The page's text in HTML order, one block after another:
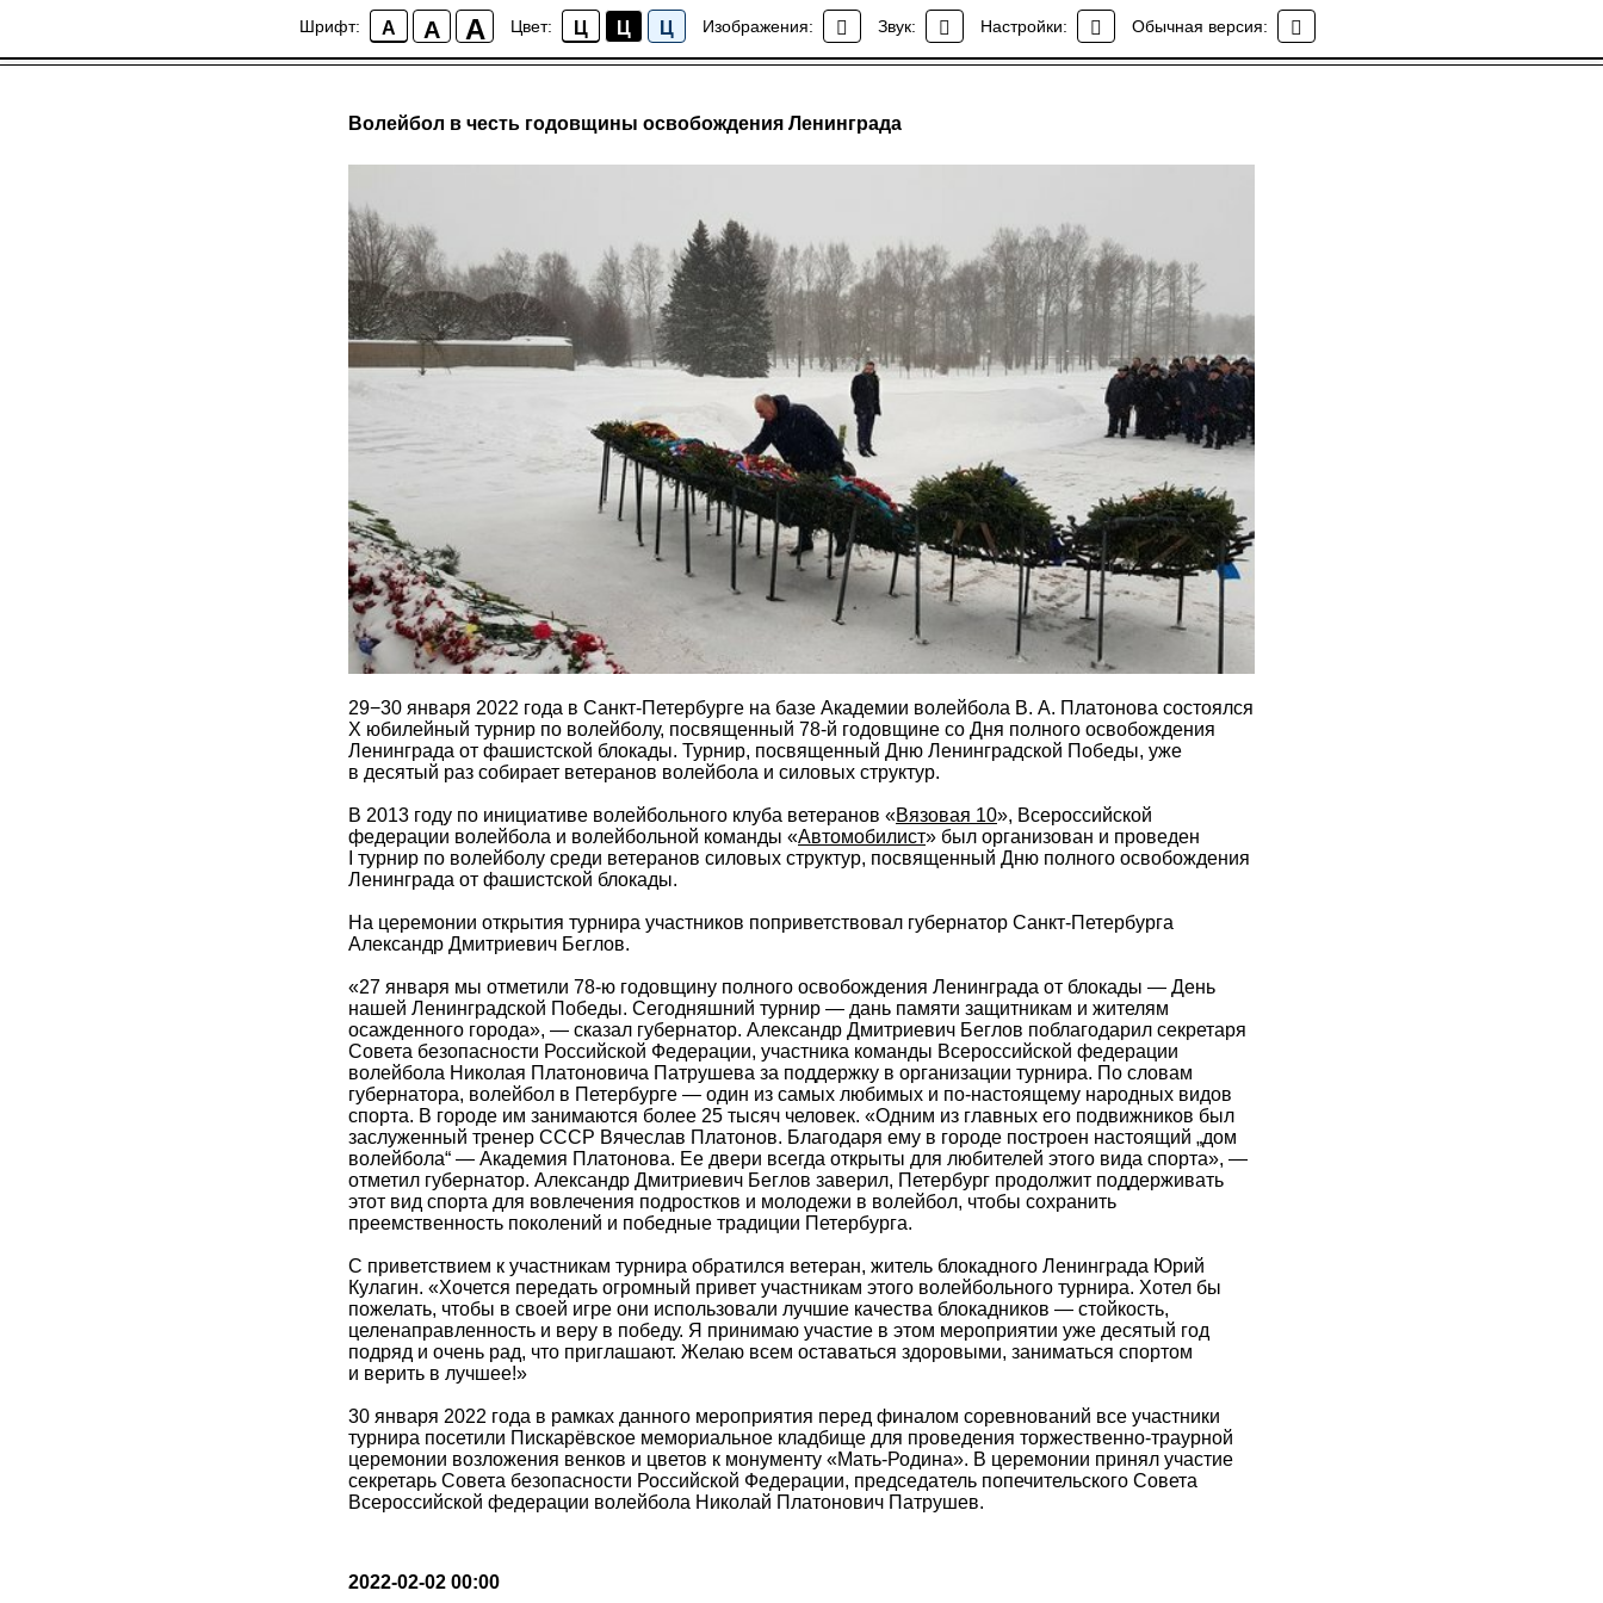
Шрифт: A A A Цвет: Ц Ц Ц Изображения: Звук: Настройки: Обычная версия:
Новости
Волейбол в честь годовщины освобождения Ленинграда
29−30 января 2022 года в Санкт-Петербурге на базе Академии волейбола В. А. Платонова состоялся
X юбилейный турнир по волейболу, посвященный 78-й годовщине со Дня полного освобождения
Ленинграда от фашистской блокады. Турнир, посвященный Дню Ленинградской Победы, уже
в десятый раз собирает ветеранов волейбола и силовых структур.
В 2013 году по инициативе волейбольного клуба ветеранов «Вязовая 10», Всероссийской
федерации волейбола и волейбольной команды «Автомобилист» был организован и проведен
I турнир по волейболу среди ветеранов силовых структур, посвященный Дню полного освобождения
Ленинграда от фашистской блокады.
На церемонии открытия турнира участников поприветствовал губернатор Санкт-Петербурга
Александр Дмитриевич Беглов.
«27 января мы отметили 78-ю годовщину полного освобождения Ленинграда от блокады — День
нашей Ленинградской Победы. Сегодняшний турнир — дань памяти защитникам и жителям
осажденного города», — сказал губернатор. Александр Дмитриевич Беглов поблагодарил секретаря
Совета безопасности Российской Федерации, участника команды Всероссийской федерации
волейбола Николая Платоновича Патрушева за поддержку в организации турнира. По словам
губернатора, волейбол в Петербурге — один из самых любимых и по-настоящему народных видов
спорта. В городе им занимаются более 25 тысяч человек. «Одним из главных его подвижников был
заслуженный тренер СССР Вячеслав Платонов. Благодаря ему в городе построен настоящий „дом
волейбола“ — Академия Платонова. Ее двери всегда открыты для любителей этого вида спорта», —
отметил губернатор. Александр Дмитриевич Беглов заверил, Петербург продолжит поддерживать
этот вид спорта для вовлечения подростков и молодежи в волейбол, чтобы сохранить
преемственность поколений и победные традиции Петербурга.
С приветствием к участникам турнира обратился ветеран, житель блокадного Ленинграда Юрий
Кулагин. «Хочется передать огромный привет участникам этого волейбольного турнира. Хотел бы
пожелать, чтобы в своей игре они использовали лучшие качества блокадников — стойкость,
целенаправленность и веру в победу. Я принимаю участие в этом мероприятии уже десятый год
подряд и очень рад, что приглашают. Желаю всем оставаться здоровыми, заниматься спортом
и верить в лучшее!»
30 января 2022 года в рамках данного мероприятия перед финалом соревнований все участники
турнира посетили Пискарёвское мемориальное кладбище для проведения торжественно-траурной
церемонии возложения венков и цветов к монументу «Мать-Родина». В церемонии принял участие
секретарь Совета безопасности Российской Федерации, председатель попечительского Совета
Всероссийской федерации волейбола Николай Платонович Патрушев.
2022-02-02 00:00